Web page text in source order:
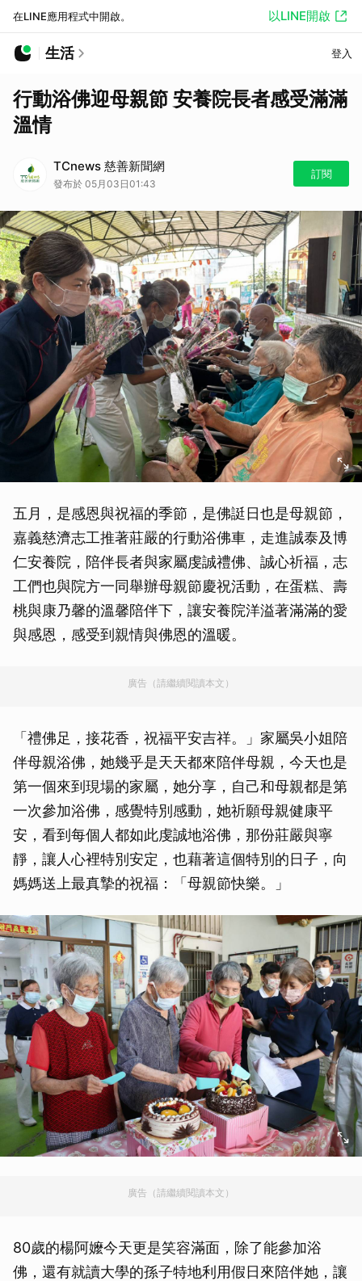
在LINE應用程式中開啟。 以LINE開啟
生活 登入
行動浴佛迎母親節 安養院長者感受滿滿
溫情
TCnews 慈善新聞網
發布於 05月03日01:43
訂閱
五月，是感恩與祝福的季節，是佛誔日也是母親節，
嘉義慈濟志工推著莊嚴的行動浴佛車，走進誠泰及博
仁安養院，陪伴長者與家屬虔誠禮佛、誠心祈福，志
工們也與院方一同舉辦母親節慶祝活動，在蛋糕、壽
桃與康乃馨的溫馨陪伴下，讓安養院洋溢著滿滿的愛
與感恩，感受到親情與佛恩的溫暖。
廣告（請繼續閱讀本文）
「禮佛足，接花香，祝福平安吉祥。」家屬吳小姐陪
伴母親浴佛，她幾乎是天天都來陪伴母親，今天也是
第一個來到現場的家屬，她分享，自己和母親都是第
一次參加浴佛，感覺特別感動，她祈願母親健康平
安，看到每個人都如此虔誠地浴佛，那份莊嚴與寧
靜，讓人心裡特別安定，也藉著這個特別的日子，向
媽媽送上最真摯的祝福：「母親節快樂。」
廣告（請繼續閱讀本文）
80歲的楊阿嬤今天更是笑容滿面，除了能參加浴
佛，還有就讀大學的孫子特地利用假日來陪伴她，讓